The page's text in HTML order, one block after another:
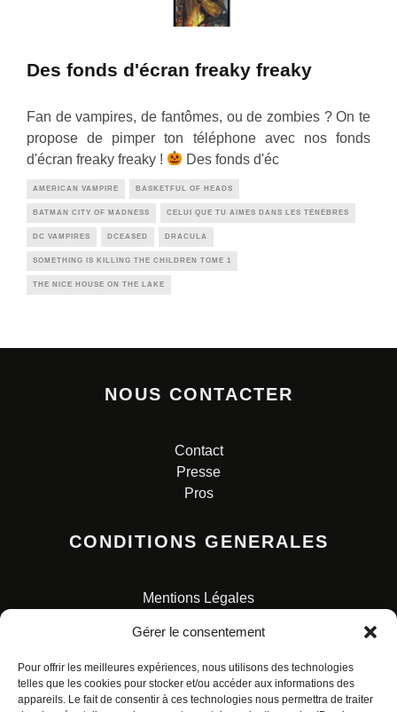
Gérer le consentement
Pour offrir les meilleures expériences, nous utilisons des technologies
telles que les cookies pour stocker et/ou accéder aux informations des
appareils. Le fait de consentir à ces technologies nous permettra de traiter
Des fonds d'écran freaky freaky
Fan de vampires, de fantômes, ou de zombies ? On te
propose de pimper ton téléphone avec nos fonds
d'écran freaky freaky !
Des fonds d'éc
AMERICAN VAMPIRE BASKETFUL OF HEADS
BATMAN CITY OF MADNESS CELUI QUE TU AIMES DANS LES TÉNÈBRES
DC VAMPIRES DCEASED DRACULA
SOMETHING IS KILLING THE CHILDREN TOME 1
THE NICE HOUSE ON THE LAKE
NOUS CONTACTER
Contact
Presse
Pros
CONDITIONS GENERALES
Mentions Légales
Charte pour la protection des données personnelles